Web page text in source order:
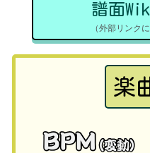
譜面
（外部リンク
楽